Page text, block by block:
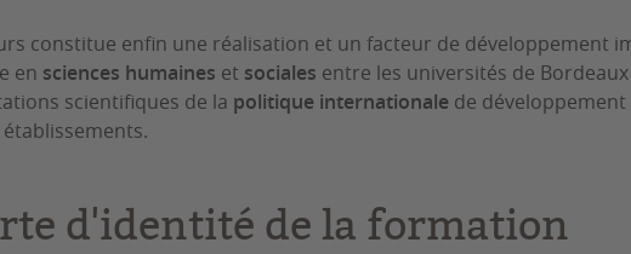
constitue enfin une réalisation et un facteur de développement
en sciences humaines et sociales entre les universités de
scientifiques de la politique internationale de
d'identité de la formation